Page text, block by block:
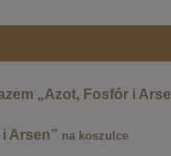
„Azot, Fosfór i
Arsen” na koszulce